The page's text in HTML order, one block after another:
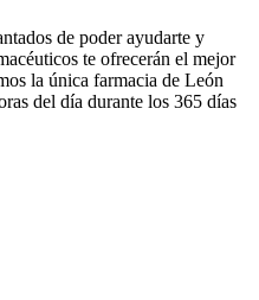
de poder ayudarte y
te ofrecerán el mejor
la única farmacia de León
del día durante los 365 días